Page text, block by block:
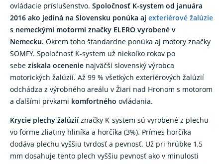
ovládacie príslušenstvo. Spoločnosť K-system od januára
2016 ako jediná na Slovensku ponúka aj exteriérové žalúzie
s nemeckými motormi značky ELERO vyrobené v
Nemecku. Okrem toho štandardne ponúka aj motory značky
SOMFY. Spoločnosť K-system už niekoľko rokov po
sebe získala ocenenie najväčší slovenský výrobca
motorických žalúzií. Až 99 % všetkých exteriérových žalúzií
odchádza z výrobného areálu v Žiari nad Hronom s motorom
a ďalšími prvkami komfortného ovládania.
Krycie plechy žalúziíznačky K-system sú vyrobené z plechu
vo forme zliatiny hliníka a horčíka (3%). Prímes horčíka
dodáva plechu vyššiu tvrdosť a pevnosť. Už pri hrúbke 1,5
mm dosahuje tento plech vyššiu pevnosť ako v minulosti